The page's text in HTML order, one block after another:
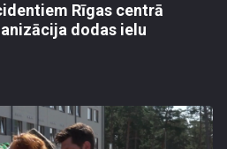
Rīgas centrā
dodas ielu